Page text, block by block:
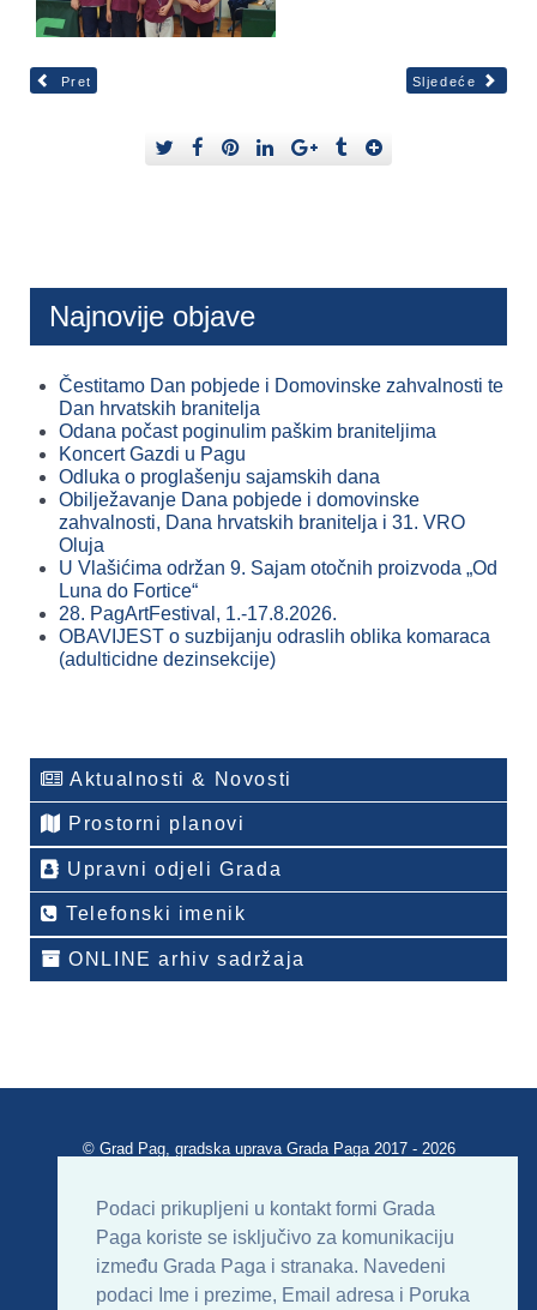
Podaci prikupljeni u kontakt formi Grada
Paga koriste se isključivo za komunikaciju
između Grada Paga i stranaka. Navedeni
podaci Ime i prezime, Email adresa i Poruka
Pret Sljedeće
Najnovije objave
Čestitamo Dan pobjede i Domovinske zahvalnosti te
Dan hrvatskih branitelja
Odana počast poginulim paškim braniteljima
Koncert Gazdi u Pagu
Odluka o proglašenju sajamskih dana
Obilježavanje Dana pobjede i domovinske
zahvalnosti, Dana hrvatskih branitelja i 31. VRO
Oluja
U Vlašićima održan 9. Sajam otočnih proizvoda „Od
Luna do Fortice“
28. PagArtFestival, 1.-17.8.2026.
OBAVIJEST o suzbijanju odraslih oblika komaraca
(adulticidne dezinsekcije)
Aktualnosti & Novosti
Prostorni planovi
Upravni odjeli Grada
Telefonski imenik
ONLINE arhiv sadržaja
© Grad Pag, gradska uprava Grada Paga 2017 - 2026
Uvjeti korištenja Impressum
Kontakt